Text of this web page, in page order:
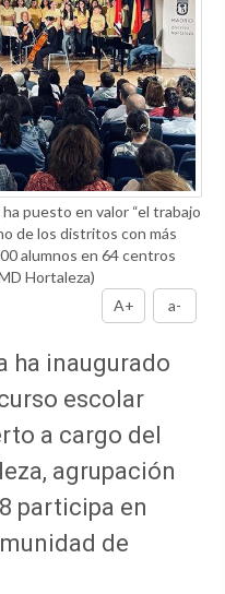
puesto en valor “el trabajo
de los distritos con más
alumnos en 64 centros
Hortaleza)
A+
a-
ha inaugurado
escolar
a cargo del
agrupación
participa en
de